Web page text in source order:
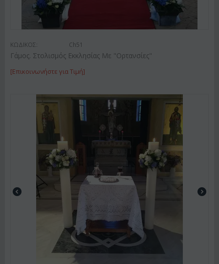
ΚΩΔΙΚΟΣ: Ch51
Γάμος. Στολισμός Εκκλησίας Με "Ορτανσίες"
[Επικοινωνήστε για Τιμή]